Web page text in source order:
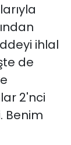
ihlal
de
2'nci
Benim